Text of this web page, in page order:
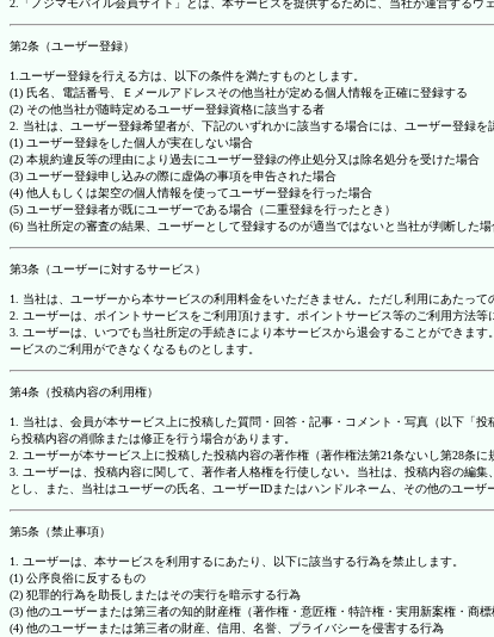
2.「ノジマモバイル会員サイト」とは、本サービスを提供するために、当社が運営するウ
第2条（ユーザー登録）
1.ユーザー登録を行える方は、以下の条件を満たすものとします。
(1) 氏名、電話番号、Ｅメールアドレスその他当社が定める個人情報を正確に登録する
(2) その他当社が随時定めるユーザー登録資格に該当する者
2. 当社は、ユーザー登録希望者が、下記のいずれかに該当する場合には、ユーザー登録
(1) ユーザー登録をした個人が実在しない場合
(2) 本規約違反等の理由により過去にユーザー登録の停止処分又は除名処分を受けた場合
(3) ユーザー登録申し込みの際に虚偽の事項を申告された場合
(4) 他人もしくは架空の個人情報を使ってユーザー登録を行った場合
(5) ユーザー登録者が既にユーザーである場合（二重登録を行ったとき）
(6) 当社所定の審査の結果、ユーザーとして登録するのが適当ではないと当社が判断した場
第3条（ユーザーに対するサービス）
1. 当社は、ユーザーから本サービスの利用料金をいただきません。ただし利用にあたっ
2. ユーザーは、ポイントサービスをご利用頂けます。ポイントサービス等のご利用方法
3. ユーザーは、いつでも当社所定の手続きにより本サービスから退会することができま
ービスのご利用ができなくなるものとします。
第4条（投稿内容の利用権）
1. 当社は、会員が本サービス上に投稿した質問・回答・記事・コメント・写真（以下「
ら投稿内容の削除または修正を行う場合があります。
2. ユーザーが本サービス上に投稿した投稿内容の著作権（著作権法第21条ないし第28条
3. ユーザーは、投稿内容に関して、著作者人格権を行使しない。当社は、投稿内容の編
とし、また、当社はユーザーの氏名、ユーザーIDまたはハンドルネーム、その他のユーザ
第5条（禁止事項）
1. ユーザーは、本サービスを利用するにあたり、以下に該当する行為を禁止します。
(1) 公序良俗に反するもの
(2) 犯罪的行為を助長しまたはその実行を暗示する行為
(3) 他のユーザーまたは第三者の知的財産権（著作権・意匠権・特許権・実用新案権・商
(4) 他のユーザーまたは第三者の財産、信用、名誉、プライバシーを侵害する行為